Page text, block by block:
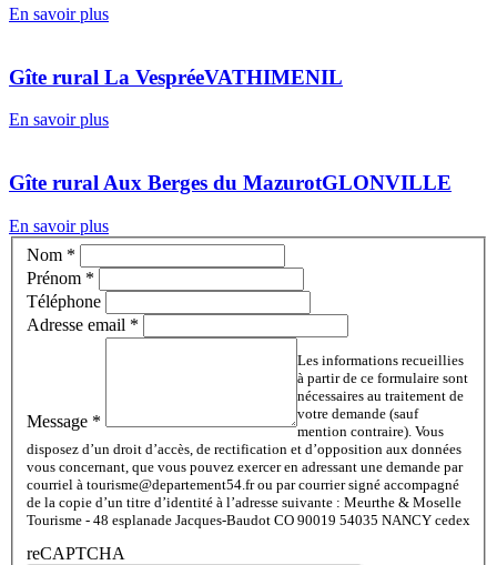
En savoir plus
Gîte rural La VespréeVATHIMENIL
En savoir plus
Gîte rural Aux Berges du MazurotGLONVILLE
En savoir plus
Nom *
Prénom *
Téléphone
Adresse email *
Message *
Les informations recueillies
à partir de ce formulaire sont
nécessaires au traitement de
votre demande (sauf
mention contraire). Vous
disposez d’un droit d’accès, de rectification et d’opposition aux données
vous concernant, que vous pouvez exercer en adressant une demande par
courriel à tourisme@departement54.fr ou par courrier signé accompagné
de la copie d’un titre d’identité à l’adresse suivante : Meurthe & Moselle
Tourisme - 48 esplanade Jacques-Baudot CO 90019 54035 NANCY cedex
reCAPTCHA